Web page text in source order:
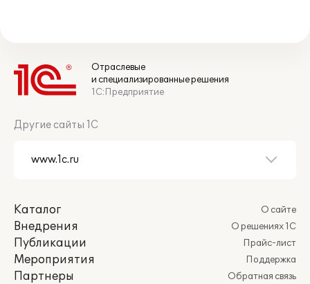
Отраслевые
и специализированные решения
1С:Предприятие
Другие сайты 1С
Каталог
Внедрения
Публикации
Мероприятия
Партнеры
О сайте
О решениях 1С
Прайс-лист
Поддержка
Обратная связь